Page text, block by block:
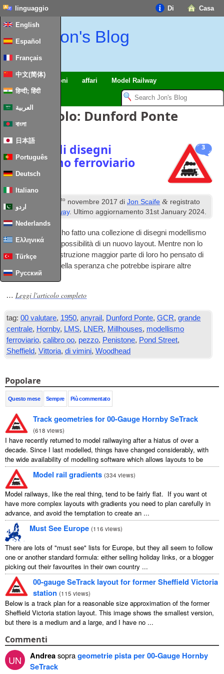
Casa
Di
linguaggio
English
Español
Français
中文(简体)
हिन्दी; हिंदी
العربية
বাংলা
日本語
Português
Deutsch
Italiano
اردو
Nederlands
Ελληνικά
Türkçe
Русский
Jon's Blog
riflessioni affari Model Railway
Tag Articolo: Dunford Ponte
3
Raccolta di disegni
modellismo ferroviario
Pubblicato questo novembre 2017 diJon Scaife & registrato
sottoModel Railway. Ultimo aggiornamento31st January 2024.
Negli ultimi mesi ho fatto una collezione di disegni modellismo
ferroviario come possibilità di un nuovo layout. Mentre non lo
vorrei finire la costruzione maggior parte di loro ho pensato di
condividere qui nella speranza che potrebbe ispirare altre
persone.
… Leggi l'articolo completo
tag: 00 valutare, 1950,anyrail , Dunford Ponte,GCR,grande
centrale, Hornby, LMS, LNER, Millhouses, modellismo
ferroviario,calibro oo, pezzo, Penistone, Pond Street,
Sheffield,Vittoria,di vimini,Woodhead
Popolare
Questo mese Sempre Più commentato
Track geometries for 00-Gauge Hornby SeTrack
(618 views)
I have recently returned to model railwaying after a hiatus of over a
decade. Since I last modelled, things have changed considerably, with
the wide availability of modelling software which allows layouts to be
carefully ...
Model rail gradients (334 views)
Model railways, like the real thing, tend to be fairly flat. If you want ot
have more complex layouts with gradients you need to plan carefully in
advance, and avoid the temptation to create an ...
Must See Europe (116 views)
There are lots of "must see" lists for Europe, but they all seem to follow
one or another standard formula: either selling holiday links, or a blogger
picking out their favourites in their own country ...
00-gauge SeTrack layout for former Sheffield Victoria
station (115 views)
Below is a track plan for a reasonable size approximation of the former
Sheffield Victoria station layout. This image shows the smallest version,
but there is a medium and a large, and I have no ...
Commenti
UN Andreasoprageometrie pista per 00-Gauge Hornby
SeTrack